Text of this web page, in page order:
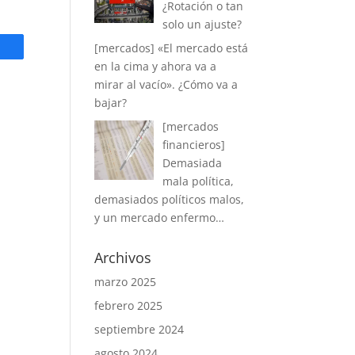
¿Rotación o tan
solo un ajuste?
[mercados] «El mercado está
en la cima y ahora va a
mirar al vacío». ¿Cómo va a
bajar?
[mercados
financieros]
Demasiada
mala política,
demasiados políticos malos,
y un mercado enfermo…
Archivos
marzo 2025
febrero 2025
septiembre 2024